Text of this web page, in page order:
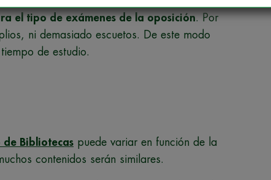
el tipo de exámenes de la oposición. Por
ni demasiado escuetos. De este modo
de estudio.
de Bibliotecas puede variar en función de la
contenidos serán similares.